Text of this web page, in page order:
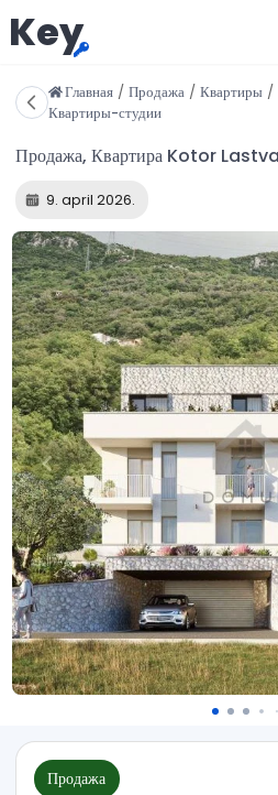
Key
Главная / Продажа / Квартиры /
Квартиры-студии
9. april 2026.
Продажа